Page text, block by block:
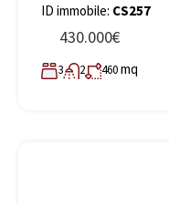
ID immobile: CS257
430.000€
3 2 460mq